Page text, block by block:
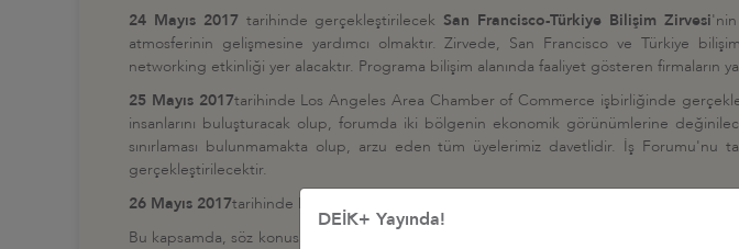
24 Mayıs 2017 tarihinde gerçekleştirilecek San Francisco-Türkiye Bilişim Zirvesi
atmosferinin gelişmesine yardımcı olmaktır. Zirvede, San Francisco ve Türkiye
networking etkinliği yer alacaktır. Programa bilişim alanında faaliyet gösteren firmaların
25 Mayıs 2017tarihinde Los Angeles Area Chamber of Commerce işbirliğinde
insanlarını buluşturacak olup, forumda iki bölgenin ekonomik görünümlerine
sınırlaması bulunmamakta olup, arzu eden tüm üyelerimiz davetlidir. İş
gerçekleştirilecektir.
26 Mayıs 2017tarihinde Los Angeles'ta
Bu kapsamda, söz konusu etkinliklere katılmakla ilgilenen üyelerimizin ekte yer alan
DEİK+ Yayında!